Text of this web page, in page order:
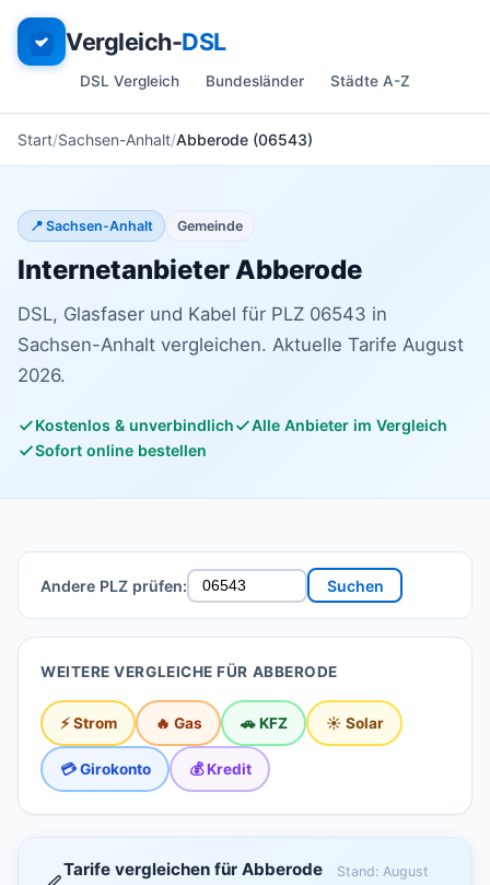
Vergleich-DSL
DSL Vergleich Bundesländer Städte A-Z
Start Sachsen-Anhalt Abberode (06543)
📍 Sachsen-Anhalt Gemeinde
Internetanbieter Abberode
DSL, Glasfaser und Kabel für PLZ 06543 in
Sachsen-Anhalt vergleichen. Aktuelle Tarife August
2026.
Kostenlos & unverbindlich
Alle Anbieter im Vergleich
Sofort online bestellen
Andere PLZ prüfen: Suchen
WEITERE VERGLEICHE FÜR ABBERODE
⚡ Strom 🔥 Gas 🚗 KFZ ☀️ Solar
💳 Girokonto 💰 Kredit
Tarife vergleichen für Abberode
Stand: August